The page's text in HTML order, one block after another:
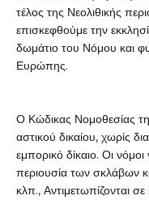
τέλος της Νεολιθικής
επισκεφθούμε την
δωμάτιο του Νόμου και
Ευρώπης.
Ο Κώδικας Νομοθεσίας
αστικού δικαίου, χωρίς
εμπορικό δίκαιο. Οι
περιουσία των σκλάβων
κλπ., Αντιμετωπίζονται